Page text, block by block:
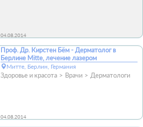
04.08.2014
Проф. Др. Кирстен Бём - Дерматолог в
Берлине Mitte, лечение лазером
Митте, Берлин, Германия
Здоровье и красота Врачи Дерматологи
04.08.2014